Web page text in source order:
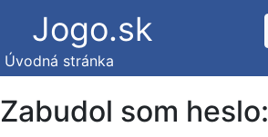
Jogo.sk
Úvodná stránka
Zabudol som heslo: